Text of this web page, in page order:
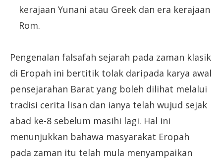
kerajaan Yunani atau Greek dan era kerajaan
Rom.
Pengenalan falsafah sejarah pada zaman klasik
di Eropah ini bertitik tolak daripada karya awal
pensejarahan Barat yang boleh dilihat melalui
tradisi cerita lisan dan ianya telah wujud sejak
abad ke-8 sebelum masihi lagi. Hal ini
menunjukkan bahawa masyarakat Eropah
pada zaman itu telah mula menyampaikan